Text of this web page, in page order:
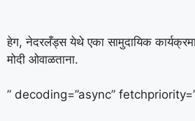
हेग, नेदरलँड्स येथे एका सामुदायिक
मोदी ओवाळताना.
” decoding=”async”